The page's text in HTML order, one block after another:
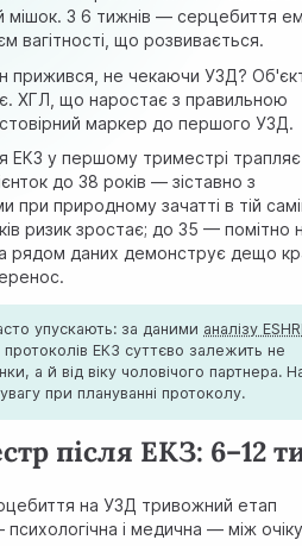
мішок. З 6 тижнів — серцебиття
вагітності, що розвивається.
прижився, не чекаючи УЗД?
ХГЛ, що наростає з правильною
маркер до першого УЗД.
ЕКЗ у першому триместрі
до 38 років — зіставно з
при природному зачатті в тій
ризик зростає; до 35 — помітно
рядом даних демонструє дещо
упускають: за даними аналізу
протоколів ЕКЗ суттєво залежить не
а й від віку чоловічого партнера.
при плануванні протоколу.
після ЕКЗ: 6–12
на УЗД тривожний етап
і медична — між